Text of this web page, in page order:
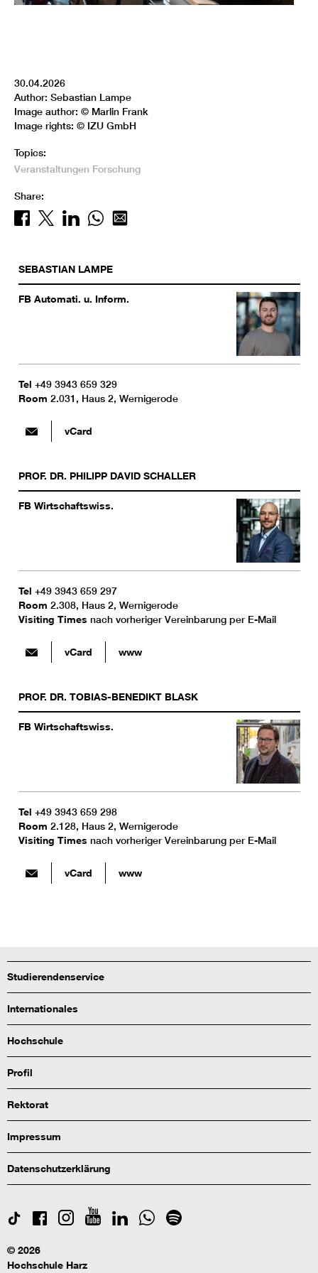
30.04.2026
Author: Sebastian Lampe
Image author: © Marlin Frank
Image rights: © IZU GmbH
Topics:
Veranstaltungen Forschung
Share:
SEBASTIAN LAMPE
FB Automati. u. Inform.
Tel +49 3943 659 329
Room 2.031, Haus 2, Wernigerode
vCard
PROF. DR. PHILIPP DAVID SCHALLER
FB Wirtschaftswiss.
Tel +49 3943 659 297
Room 2.308, Haus 2, Wernigerode
Visiting Times nach vorheriger Vereinbarung per E-Mail
vCard www
PROF. DR. TOBIAS-BENEDIKT BLASK
FB Wirtschaftswiss.
Tel +49 3943 659 298
Room 2.128, Haus 2, Wernigerode
Visiting Times nach vorheriger Vereinbarung per E-Mail
vCard www
Studierendenservice
Internationales
Hochschule
Profil
Rektorat
Impressum
Datenschutzerklärung
© 2026
Hochschule Harz